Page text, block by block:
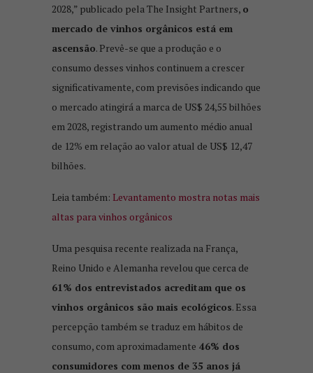
2028,” publicado pela The Insight Partners, o
mercado de vinhos orgânicos está em
ascensão. Prevê-se que a produção e o
consumo desses vinhos continuem a crescer
significativamente, com previsões indicando que
o mercado atingirá a marca de US$ 24,55 bilhões
em 2028, registrando um aumento médio anual
de 12% em relação ao valor atual de US$ 12,47
bilhões.
Leia também: Levantamento mostra notas mais
altas para vinhos orgânicos
Uma pesquisa recente realizada na França,
Reino Unido e Alemanha revelou que cerca de
61% dos entrevistados acreditam que os
vinhos orgânicos são mais ecológicos. Essa
percepção também se traduz em hábitos de
consumo, com aproximadamente 46% dos
consumidores com menos de 35 anos já